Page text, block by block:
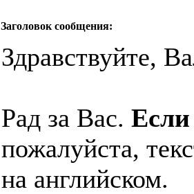
Заголовок сообщения:
Здравствуйте,
Рад за Вас. Если
пожалуйста,
на английском.